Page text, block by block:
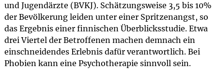
und Jugendärzte (BVKJ). Schätzungsweise 3,5 bis 10%
der Bevölkerung leiden unter einer Spritzenangst, so
das Ergebnis einer finnischen Überblicksstudie. Etwa
drei Viertel der Betroffenen machen demnach ein
einschneidendes Erlebnis dafür verantwortlich. Bei
Phobien kann eine Psychotherapie sinnvoll sein.